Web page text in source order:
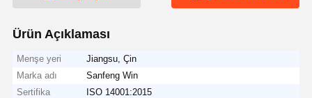
Ürün Açıklaması
Menşe yeri
Jiangsu, Çin
Marka adı
Sanfeng Win
Sertifika
ISO 14001:2015